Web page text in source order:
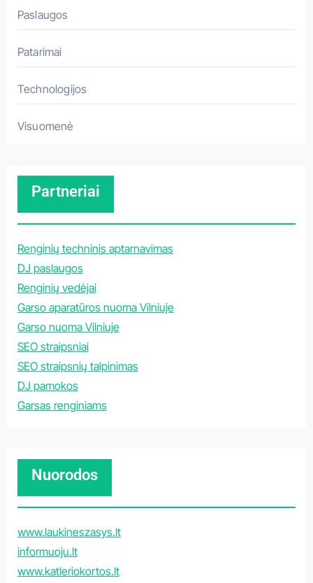
Paslaugos
Patarimai
Technologijos
Visuomenė
Partneriai
Renginių techninis aptarnavimas
DJ paslaugos
Renginių vedėjai
Garso aparatūros nuoma Vilniuje
Garso nuoma Vilniuje
SEO straipsniai
SEO straipsnių talpinimas
DJ pamokos
Garsas renginiams
Nuorodos
www.laukineszasys.lt
informuoju.lt
www.katleriokortos.lt